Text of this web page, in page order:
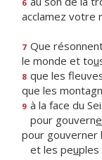
6
acclamez votre r
7 Que
le monde et tou
8 que les
que les
9 à la face du
pour gouverne
pour gouverner
et les peuples